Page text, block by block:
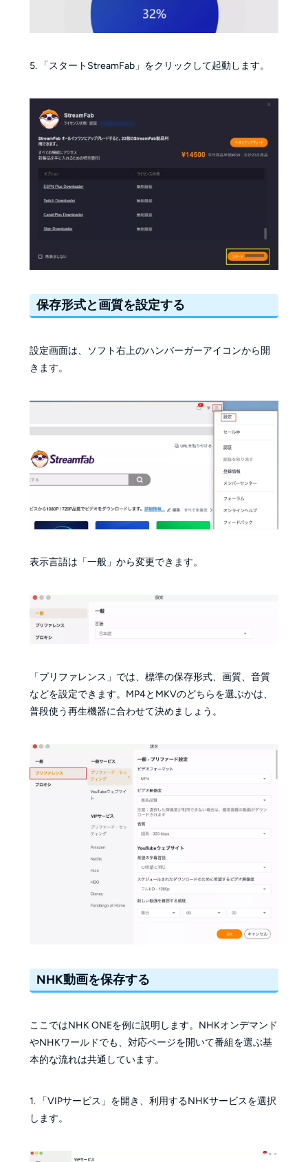
5. 「スタートStreamFab」をクリックして起動します。
保存形式と画質を設定する
設定画面は、ソフト右上のハンバーガーアイコンから開
きます。
表示言語は「一般」から変更できます。
「プリファレンス」では、標準の保存形式、画質、音質
などを設定できます。MP4とMKVのどちらを選ぶかは、
普段使う再生機器に合わせて決めましょう。
NHK動画を保存する
ここではNHK ONEを例に説明します。NHKオンデマンド
やNHKワールドでも、対応ページを開いて番組を選ぶ基
本的な流れは共通しています。
1. 「VIPサービス」を開き、利用するNHKサービスを選択
します。